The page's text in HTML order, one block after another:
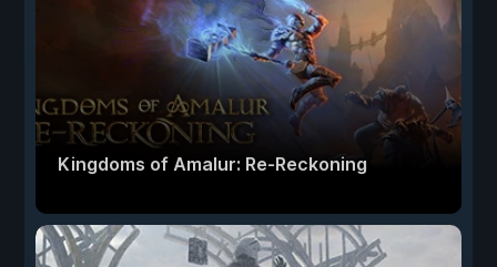
Kingdoms of Amalur: Re-Reckoning